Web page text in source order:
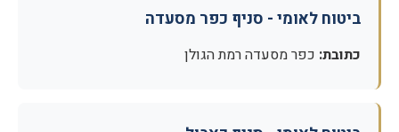
ביטוח לאומי - סניף כפר מסעדה
כתובת: כפר מסעדה רמת הגולן